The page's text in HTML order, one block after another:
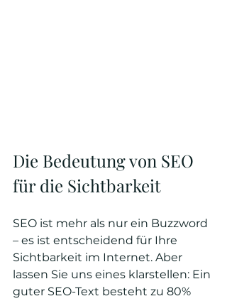
Die Bedeutung von SEO
für die Sichtbarkeit
SEO ist mehr als nur ein Buzzword
– es ist entscheidend für Ihre
Sichtbarkeit im Internet. Aber
lassen Sie uns eines klarstellen: Ein
guter SEO-Text besteht zu 80%